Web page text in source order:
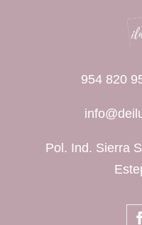
954 820
Pol. Ind. Sierra